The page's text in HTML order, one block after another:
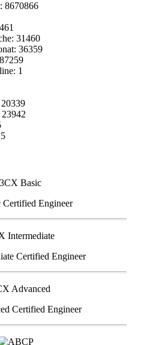
8670866
31460
36359
1
23942
Engineer
Certified Engineer
Certified Engineer